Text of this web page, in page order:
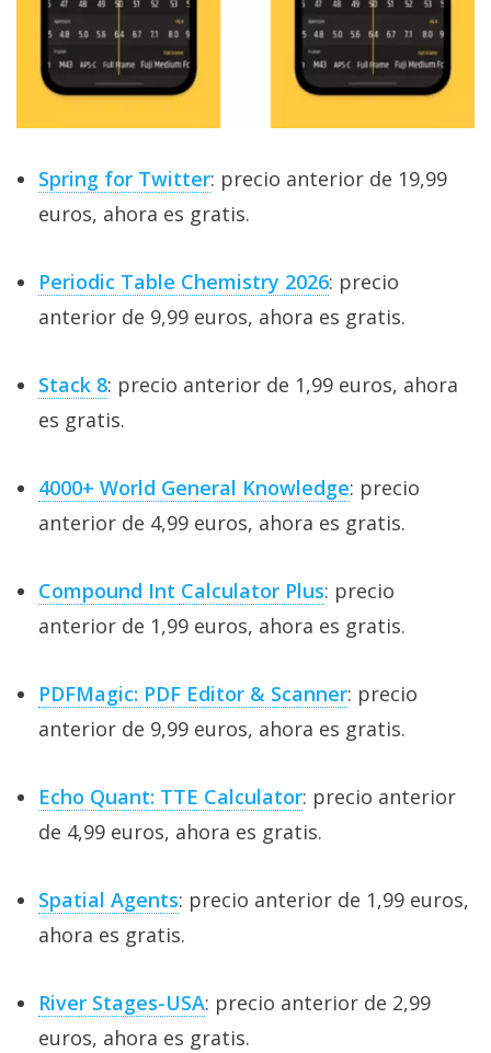
Spring for Twitter: precio anterior de 19,99
euros, ahora es gratis.
Periodic Table Chemistry 2026: precio
anterior de 9,99 euros, ahora es gratis.
Stack 8: precio anterior de 1,99 euros, ahora
es gratis.
4000+ World General Knowledge: precio
anterior de 4,99 euros, ahora es gratis.
Compound Int Calculator Plus: precio
anterior de 1,99 euros, ahora es gratis.
PDFMagic: PDF Editor & Scanner: precio
anterior de 9,99 euros, ahora es gratis.
Echo Quant: TTE Calculator: precio anterior
de 4,99 euros, ahora es gratis.
Spatial Agents: precio anterior de 1,99 euros,
ahora es gratis.
River Stages-USA: precio anterior de 2,99
euros, ahora es gratis.